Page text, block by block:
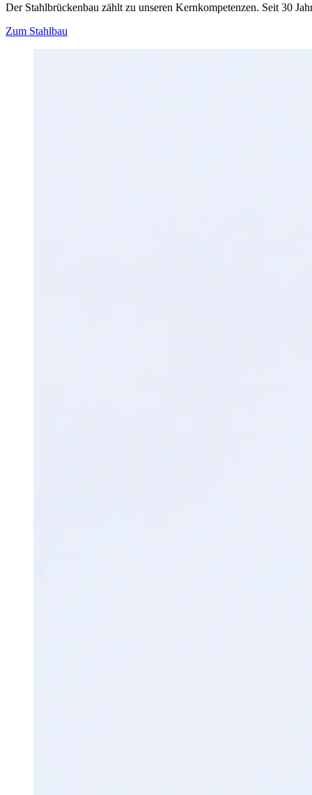
Der Stahlbrückenbau zählt zu unseren Kernkompetenzen. Seit 30
Zum Stahlbau